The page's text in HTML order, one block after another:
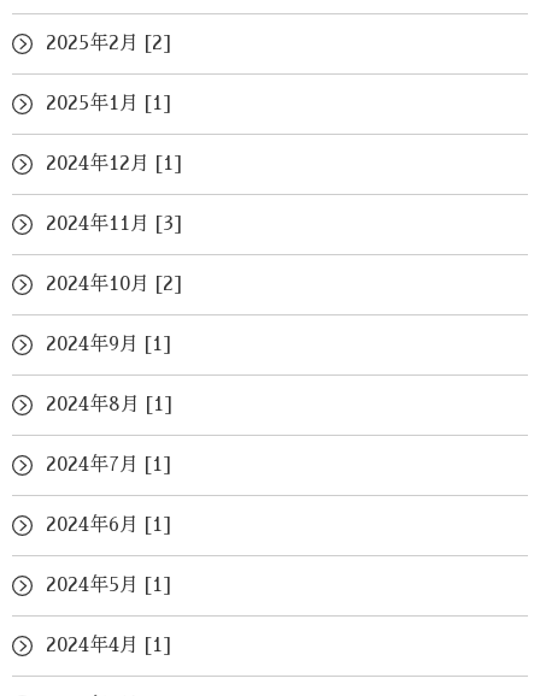
2025年2月 [2]
2025年1月 [1]
2024年12月 [1]
2024年11月 [3]
2024年10月 [2]
2024年9月 [1]
2024年8月 [1]
2024年7月 [1]
2024年6月 [1]
2024年5月 [1]
2024年4月 [1]